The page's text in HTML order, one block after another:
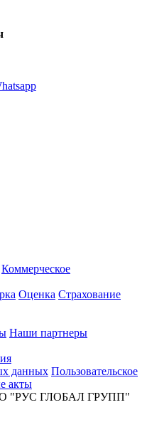
Коммерческое
Оценка Страхование
Наши партнеры
данных Пользовательское
акты
"РУС ГЛОБАЛ ГРУПП"